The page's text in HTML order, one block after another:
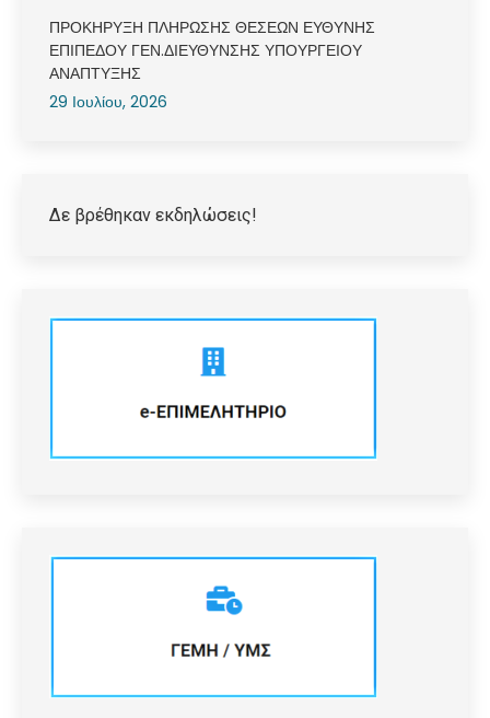
ΠΡΟΚΗΡΥΞΗ ΠΛΗΡΩΣΗΣ ΘΕΣΕΩΝ ΕΥΘΥΝΗΣ
ΕΠΙΠΕΔΟΥ ΓΕΝ.ΔΙΕΥΘΥΝΣΗΣ ΥΠΟΥΡΓΕΙΟΥ
ΑΝΑΠΤΥΞΗΣ
29 Ιουλίου, 2026
Δε βρέθηκαν εκδηλώσεις!